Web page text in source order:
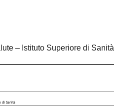
– Istituto Superiore di Sanità